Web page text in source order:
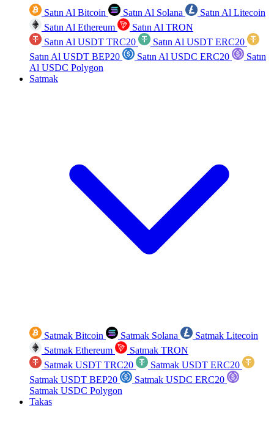
Satın Al Bitcoin Satın Al Solana
Satın Al Litecoin
Satın Al Ethereum
Satın Al TRON
Satın Al USDT TRC20
Satın Al USDT ERC20
Satın Al USDT BEP20
Satın Al USDC ERC20
Satın
Al USDC Polygon
Satmak
Satmak Bitcoin Satmak Solana
Satmak Litecoin
Satmak Ethereum
Satmak TRON
Satmak USDT TRC20
Satmak USDT ERC20
Satmak USDT BEP20
Satmak USDC ERC20
Satmak USDC Polygon
Takas